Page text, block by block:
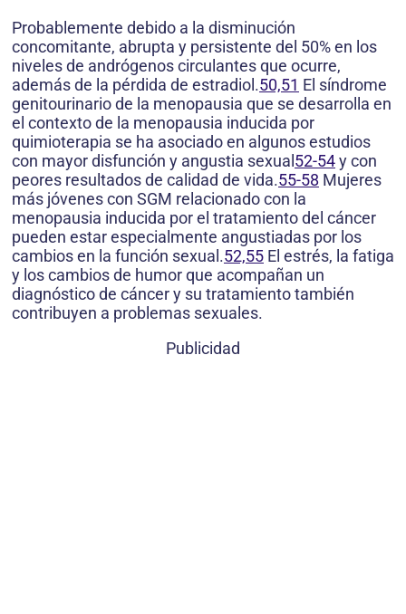
Probablemente debido a la disminución
concomitante, abrupta y persistente del 50% en los
niveles de andrógenos circulantes que ocurre,
además de la pérdida de estradiol.50,51 El síndrome
genitourinario de la menopausia que se desarrolla en
el contexto de la menopausia inducida por
quimioterapia se ha asociado en algunos estudios
con mayor disfunción y angustia sexual 52-54y con
peores resultados de calidad de vida.55-58 Mujeres
más jóvenes con SGM relacionado con la
menopausia inducida por el tratamiento del cáncer
pueden estar especialmente angustiadas por los
cambios en la función sexual.52,55 El estrés, la fatiga
y los cambios de humor que acompañan un
diagnóstico de cáncer y su tratamiento también
contribuyen a problemas sexuales.
Publicidad